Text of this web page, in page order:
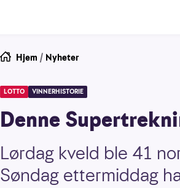
Hjem / Nyheter
LOTTO VINNERHISTORIE
Denne
Lørdag kveld ble 41
Søndag ettermiddag